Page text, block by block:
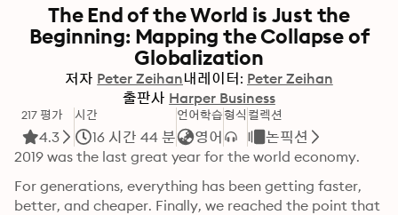
The End of the World is Just the
Beginning: Mapping the Collapse of
Globalization
저자 Peter Zeihan내레이터: Peter Zeihan
출판사 Harper Business
217 평가
4.3
시간
16 시간 44 분
언어학습
영어
형식 컬렉션
논픽션
2019 was the last great year for the world economy.
For generations, everything has been getting faster,
better, and cheaper. Finally, we reached the point that